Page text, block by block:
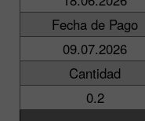
Fecha de Pago
09.07.2026
Cantidad
0.2